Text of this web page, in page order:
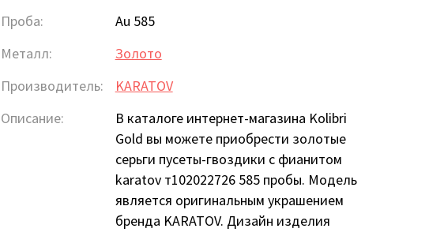
Проба:
Au 585
Металл:
Золото
Производитель:
KARATOV
Описание:
В каталоге интернет-магазина Kolibri
Gold вы можете приобрести золотые
серьги пусеты-гвоздики с фианитом
karatov т102022726 585 пробы. Модель
является оригинальным украшением
бренда KARATOV. Дизайн изделия